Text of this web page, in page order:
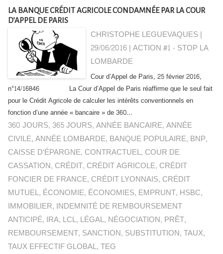
LA BANQUE CRÉDIT AGRICOLE CONDAMNÉE PAR LA COUR
D’APPEL DE PARIS
CHRISTOPHE LEGUEVAQUES |
29/06/2016|ACTION #1 - STOP LA
LOMBARDE
Cour d’Appel de Paris, 25 février 2016,
n°14/16846 La Cour d’Appel de Paris réaffirme que le seul fait
pour le Crédit Agricole de calculer les intérêts conventionnels en
fonction d’une année « bancaire » de 360...
360 JOURS, 365 JOURS,ANNÉE BANCAIRE,ANNÉE
CIVILE,ANNÉE LOMBARDE, BANQUE POPULAIRE, BNP,
CAISSE D'ÉPARGNE, CONTRACTUEL, COUR DE
CASSATION, CRÉDIT, CRÉDIT AGRICOLE, CRÉDIT
FONCIER DE FRANCE, CRÉDIT LYONNAIS, CRÉDIT
MUTUEL, ÉCONOMIE, ÉCONOMIES, EMPRUNT, HSBC,
IMMOBILIER, INDEMNITÉ DE REMBOURSEMENT
ANTICIPÉ, IRA, LCL, LÉGAL, NÉGOCIATION, PRÊT,
REMBOURSEMENT, SANCTION, SUBSTITUTION,TAUX,
TAUX EFFECTIF GLOBAL,TEG